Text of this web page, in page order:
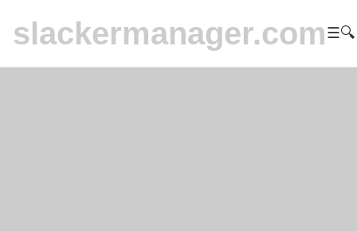
slackermanager.com☰🔍